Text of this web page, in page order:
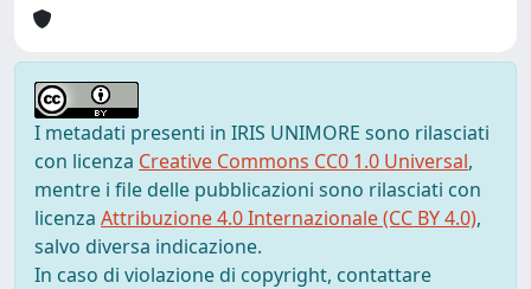
I metadati presenti in IRIS UNIMORE sono rilasciati
con licenza Creative Commons CC0 1.0 Universal,
mentre i file delle pubblicazioni sono rilasciati con
licenza Attribuzione 4.0 Internazionale (CC BY 4.0),
salvo diversa indicazione.
In caso di violazione di copyright, contattare